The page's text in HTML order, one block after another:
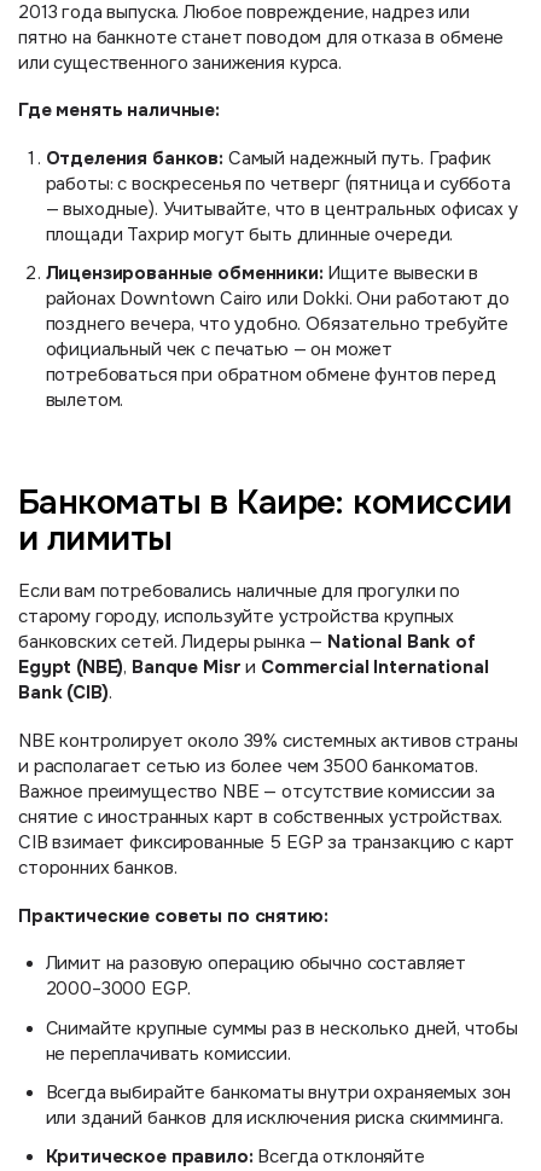
2013 года выпуска. Любое повреждение, надрез или
пятно на банкноте станет поводом для отказа в обмене
или существенного занижения курса.
Где менять наличные:
Отделения банков: Самый надежный путь. График
работы: с воскресенья по четверг (пятница и суббота
— выходные). Учитывайте, что в центральных офисах у
площади Тахрир могут быть длинные очереди.
Лицензированные обменники: Ищите вывески в
районах Downtown Cairo или Dokki. Они работают до
позднего вечера, что удобно. Обязательно требуйте
официальный чек с печатью — он может
потребоваться при обратном обмене фунтов перед
вылетом.
Банкоматы в Каире: комиссии
и лимиты
Если вам потребовались наличные для прогулки по
старому городу, используйте устройства крупных
банковских сетей. Лидеры рынка — National Bank of
Egypt (NBE), Banque Misr и Commercial International
Bank (CIB).
NBE контролирует около 39% системных активов страны
и располагает сетью из более чем 3500 банкоматов.
Важное преимущество NBE — отсутствие комиссии за
снятие с иностранных карт в собственных устройствах.
CIB взимает фиксированные 5 EGP за транзакцию с карт
сторонних банков.
Практические советы по снятию:
Лимит на разовую операцию обычно составляет
2000–3000 EGP.
Снимайте крупные суммы раз в несколько дней, чтобы
не переплачивать комиссии.
Всегда выбирайте банкоматы внутри охраняемых зон
или зданий банков для исключения риска скимминга.
Критическое правило: Всегда отклоняйте